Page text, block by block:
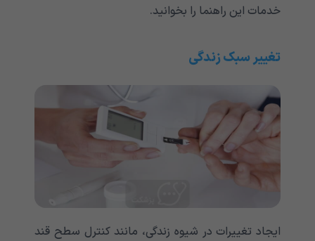
خدمات این راهنما را بخوانید.
تغییر سبک زندگی
ایجاد تغییرات در شیوه زندگی، مانند کنترل سطح قند